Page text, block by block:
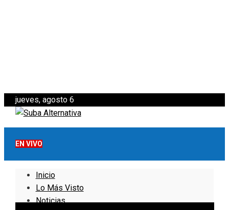
jueves, agosto 6
EN VIVO
Inicio
Lo Más Visto
Noticias